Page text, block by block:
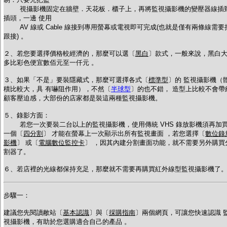
視攝影機固定在牆壁．天花板．櫃子上，再將監視攝影機的變壓器線插
插頭，一邊 使用
AV 線或 Cable 線接到專用螢幕或電視即可完成(也就是僅有兩條線需要
跟接) 。
２、若您要選擇價格較經濟的，那麼可以選〔黑白 〕款式，一般來說，黑白大
多比彩色便宜數佰元至一仟元 。
３、如果「不是」要裝隱藏式，那麼可選擇各式〔標準型 〕的 監視攝影機（
積比較大，具 有嚇阻作用），不然〔半球型 〕的也不錯， 造型上比較不會帶
顧客壓迫感，大部份的店家都是裝這兩種監視攝影機。
５、錄影方面 ：
若您一次要裝二台以上的監視攝影機，使用傳統 VHS 錄放影機須再加
一個〔 四分割 〕 才能在螢幕上一次顯示出所有監視畫面 ，若您選擇 〔數位錄
影機〕 或 〔 電腦數位監控卡〕 ，因其內建分割畫面功能，就不需要另外購買
割器了。
６、若店裡的光線都保持充足，那麼就不需要再購買紅外線型監視攝影機了。
步驟一：
建議您先閱讀敝站〔基本認識〕與〔採購指南〕兩個網頁，可讓您快速認識
視攝影機，有助於您選購適合自己的產品 。